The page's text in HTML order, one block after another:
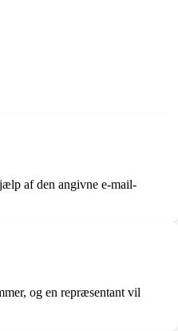
af den angivne e-mail-
og en repræsentant vil